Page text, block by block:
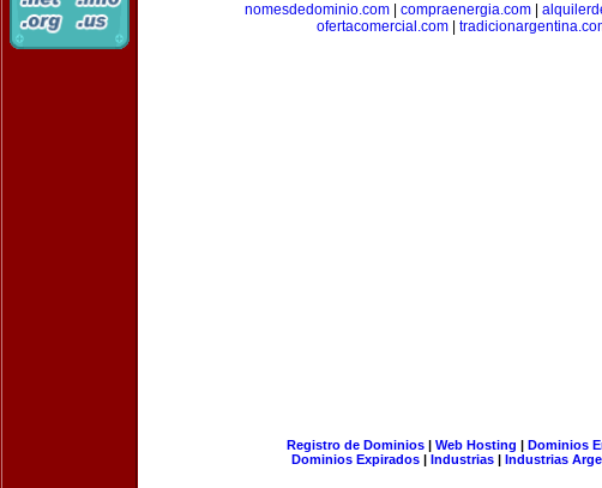
nomesdedominio.com| compraenergia.com|
ofertacomercial.com
Registro de Dominios| Web Hosting | Dominios
Dominios Expirados | Industrias | Industrias